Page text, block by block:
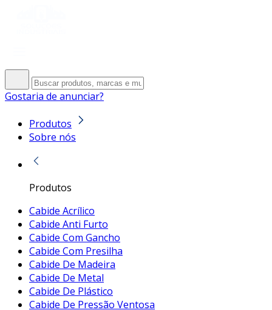
Gostaria de anunciar?
Produtos
Sobre nós
Produtos
Cabide Acrílico
Cabide Anti Furto
Cabide Com Gancho
Cabide Com Presilha
Cabide De Madeira
Cabide De Metal
Cabide De Plástico
Cabide De Pressão Ventosa